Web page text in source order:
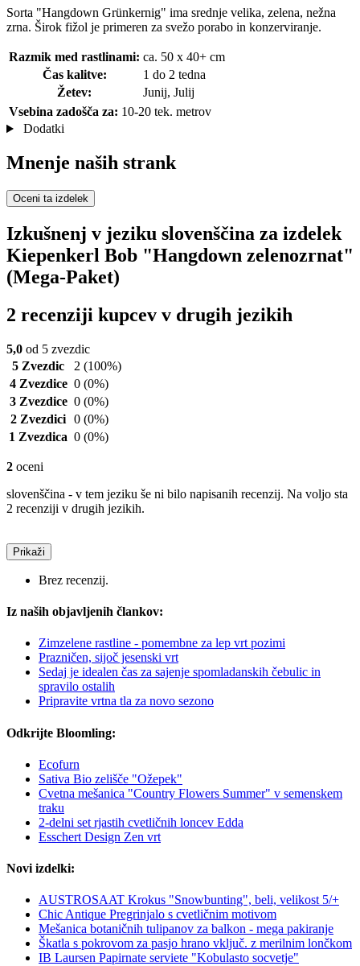
Sorta "Hangdown Grünkernig" ima srednje velika, zelena, nežna
zrna. Širok fižol je primeren za svežo porabo in konzerviranje.
Razmik med rastlinami: ca. 50 x 40+ cm
Čas kalitve:
1 do 2 tedna
Žetev:
Junij, Julij
Vsebina zadošča za: 10-20 tek. metrov
Dodatki
Mnenje naših strank
Oceni ta izdelek
Izkušnenj v jeziku slovenščina za izdelek
Kiepenkerl Bob "Hangdown zelenozrnat"
(Mega-Paket)
2 recenziji kupcev v drugih jezikih
5,0 od 5 zvezdic
5 Zvezdic
2 (100%)
4 Zvezdice 0 (0%)
3 Zvezdice 0 (0%)
2 Zvezdici 0 (0%)
1 Zvezdica 0 (0%)
2 oceni
slovenščina - v tem jeziku še ni bilo napisanih recenzij. Na voljo sta
2 recenziji v drugih jezikih.
Prikaži
Brez recenzij.
Iz naših objavljenih člankov:
Zimzelene rastline - pomembne za lep vrt pozimi
Prazničen, sijoč jesenski vrt
Sedaj je idealen čas za sajenje spomladanskih čebulic in
spravilo ostalih
Pripravite vrtna tla za novo sezono
Odkrijte Bloomling:
Ecofurn
Sativa Bio zelišče "Ožepek"
Cvetna mešanica "Country Flowers Summer" v semenskem
traku
2-delni set rjastih cvetličnih loncev Edda
Esschert Design Zen vrt
Novi izdelki:
AUSTROSAAT Krokus "Snowbunting", beli, velikost 5/+
Chic Antique Pregrinjalo s cvetličnim motivom
Mešanica botaničnih tulipanov za balkon - mega pakiranje
Škatla s pokrovom za pasjo hrano vključ. z merilnim lončkom
IB Laursen Papirnate serviete "Kobulasto socvetje"